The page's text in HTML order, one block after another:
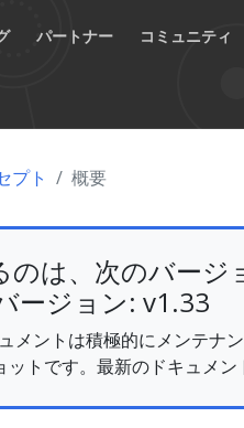
パートナー コミュニティ
プト 概要
のは、次のバー
ージョン: v1.33
メントは積極的にメンテナ
トです。最新のドキュメン